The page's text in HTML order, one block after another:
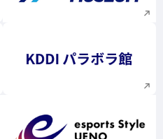
く 新規ウィンドウで